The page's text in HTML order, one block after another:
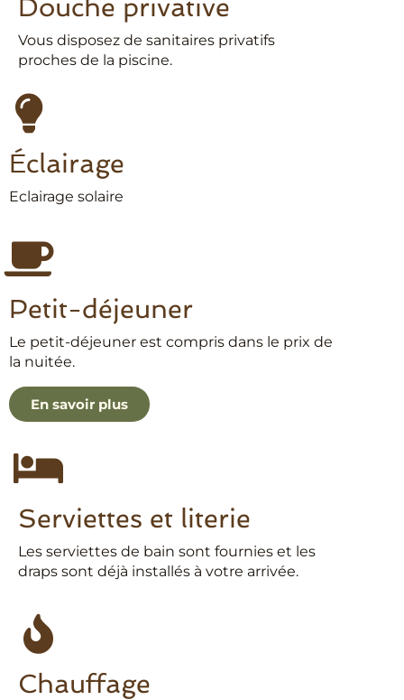
Douche privative
Vous disposez de sanitaires privatifs
proches de la piscine.
Éclairage
Eclairage solaire
Petit-déjeuner
Le petit-déjeuner est compris dans le prix de
la nuitée.
En savoir plus
Serviettes et literie
Les serviettes de bain sont fournies et les
draps sont déjà installés à votre arrivée.
Chauffage